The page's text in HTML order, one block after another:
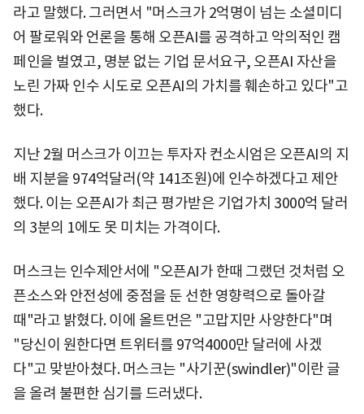
라고 말했다. 그러면서 "머스크가 2억명이 넘는 소셜미디
어 팔로워와 언론을 통해 오픈AI를 공격하고 악의적인 캠
페인을 벌였고, 명분 없는 기업 문서요구, 오픈AI 자산을
노린 가짜 인수 시도로 오픈AI의 가치를 훼손하고 있다"고
했다.
지난 2월 머스크가 이끄는 투자자 컨소시엄은 오픈AI의 지
배 지분을 974억달러(약 141조원)에 인수하겠다고 제안
했다. 이는 오픈AI가 최근 평가받은 기업가치 3000억 달러
의 3분의 1에도 못 미치는 가격이다.
머스크는 인수제안서에 "오픈AI가 한때 그랬던 것처럼 오
픈소스와 안전성에 중점을 둔 선한 영향력으로 돌아갈
때"라고 밝혔다. 이에 올트먼은 "고맙지만 사양한다"며
"당신이 원한다면 트위터를 97억4000만 달러에 사겠
다"고 맞받아쳤다. 머스크는 "사기꾼(swindler)"이란 글
을 올려 불편한 심기를 드러냈다.